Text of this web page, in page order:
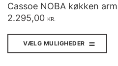
Cassoe NOBA køkken
2.295,00 KR.
VÆLG MULIGHEDER